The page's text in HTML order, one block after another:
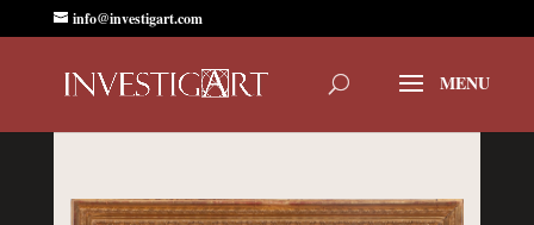
info@investigart.com